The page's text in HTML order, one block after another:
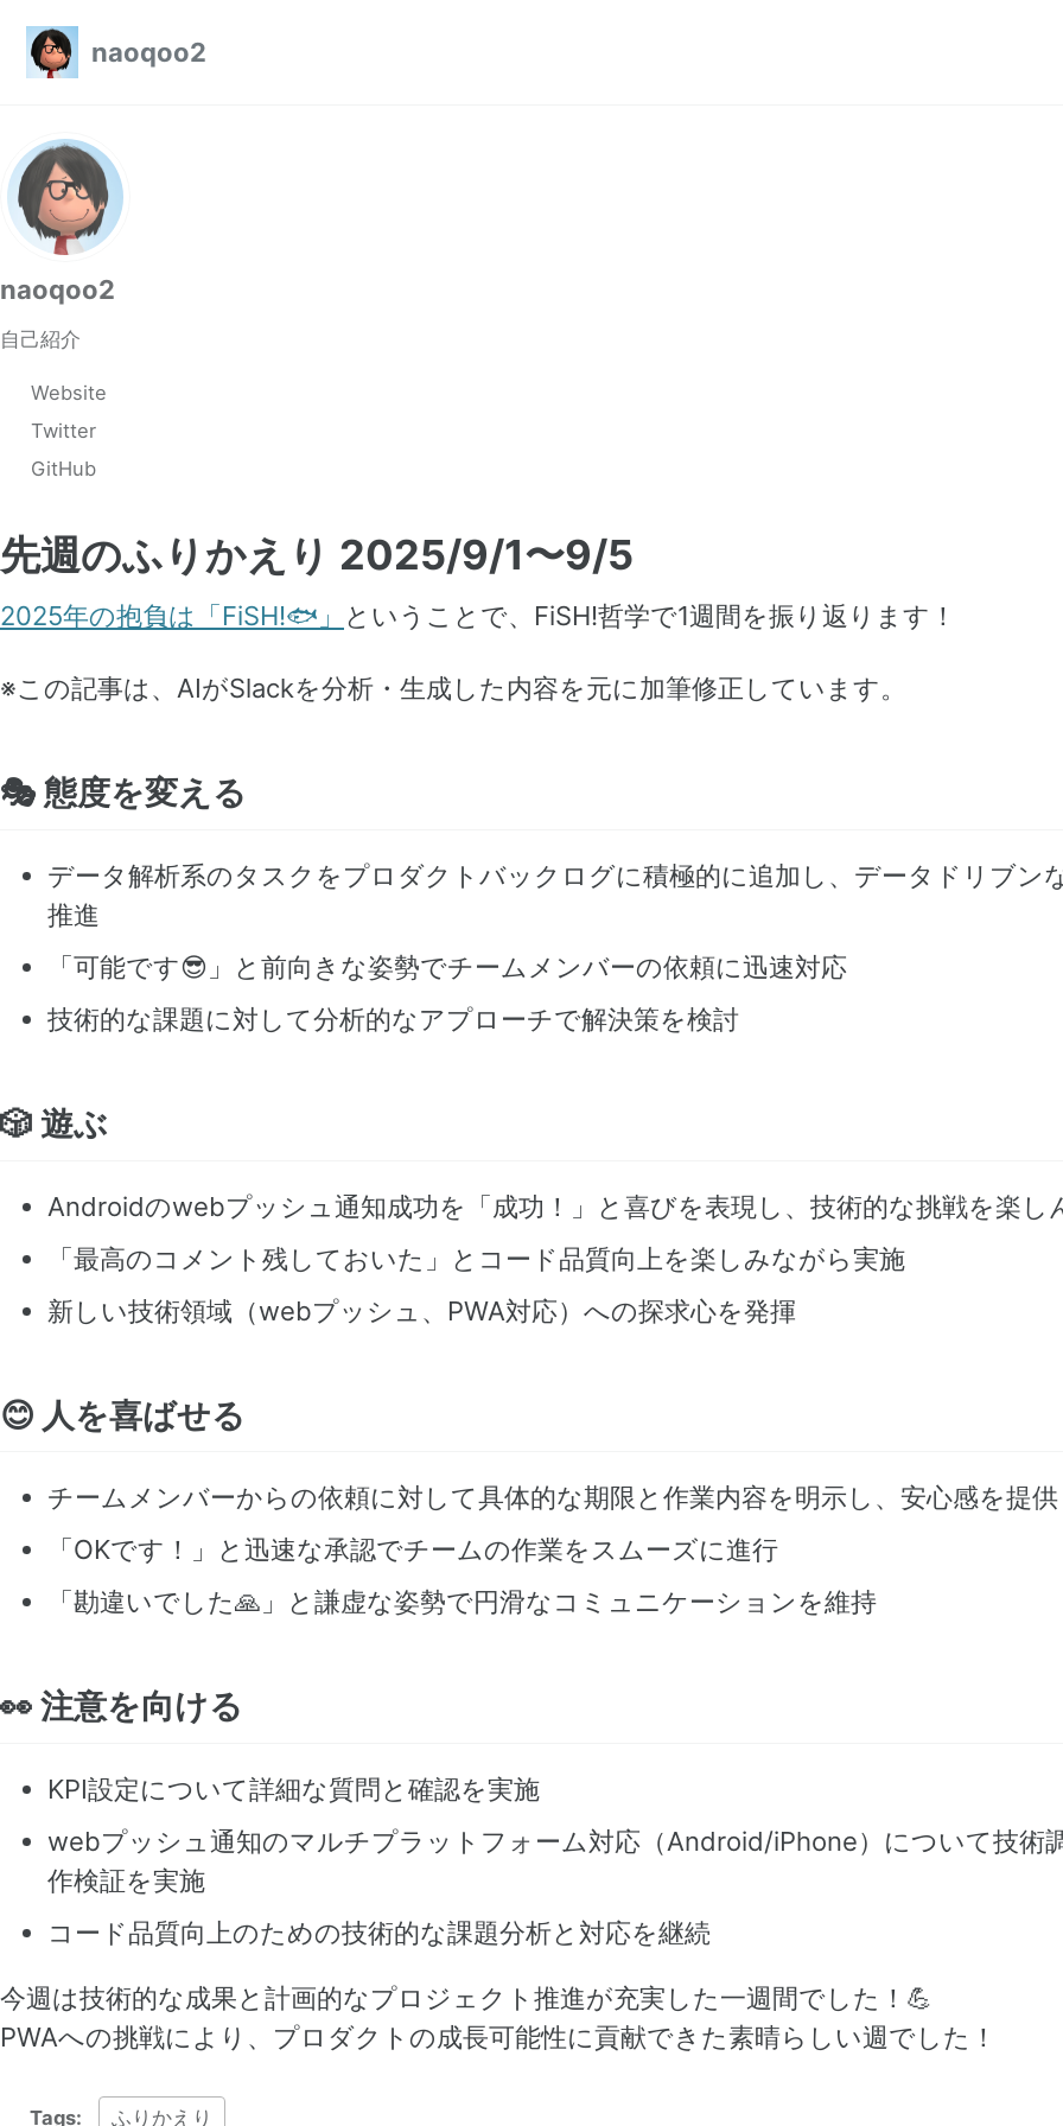
naoqoo2
naoqoo2
自己紹介
Website
Twitter
GitHub
先週のふりかえり 2025/9/1〜9/5
2025年の抱負は「FiSH!🐟」 ということで、FiSH!哲学で1週間を振り返ります！
※この記事は、AIがSlackを分析・生成した内容を元に加筆修正しています。
🎭 態度を変える
データ解析系のタスクをプロダクトバックログに積極的に追加し、データドリブン
推進
「可能です😎」と前向きな姿勢でチームメンバーの依頼に迅速対応
技術的な課題に対して分析的なアプローチで解決策を検討
🎲 遊ぶ
Androidのwebプッシュ通知成功を「成功！」と喜びを表現し、技術的な挑戦を楽し
「最高のコメント残しておいた」とコード品質向上を楽しみながら実施
新しい技術領域（webプッシュ、PWA対応）への探求心を発揮
😊 人を喜ばせる
チームメンバーからの依頼に対して具体的な期限と作業内容を明示し、安心感を提供
「OKです！」と迅速な承認でチームの作業をスムーズに進行
「勘違いでした🙏」と謙虚な姿勢で円滑なコミュニケーションを維持
👀 注意を向ける
KPI設定について詳細な質問と確認を実施
webプッシュ通知のマルチプラットフォーム対応（Android/iPhone）について技術
作検証を実施
コード品質向上のための技術的な課題分析と対応を継続
今週は技術的な成果と計画的なプロジェクト推進が充実した一週間でした！💪
PWAへの挑戦により、プロダクトの成長可能性に貢献できた素晴らしい週でした！
Tags: ふりかえり